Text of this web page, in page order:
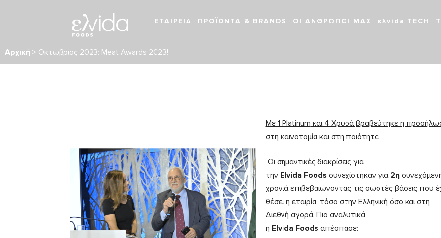
ΕΤΑΙΡΕΙΑ ΠΡΟΪΟΝΤΑ & BRANDS ΟΙ ΑΝΘΡΩΠΟΙ ΜΑΣ ελvida TΕCH
Αρχική > Οκτώβριος 2023: Μeat Αwards 2023!
Με 1 Platinum και 4 Xρυσά βραβεύτηκε η
στη καινοτομία και στη ποιότητα
Οι σημαντικές διακρίσεις για
την Elvida Foods συνεχίστηκαν για 2η
χρονιά επιβεβαιώνοντας τις σωστές βάσεις που
θέσει η εταιρία, τόσο στην Ελληνική όσο και στη
Διεθνή αγορά. Πιο αναλυτικά,
η Elvida Foods απέσπασε: